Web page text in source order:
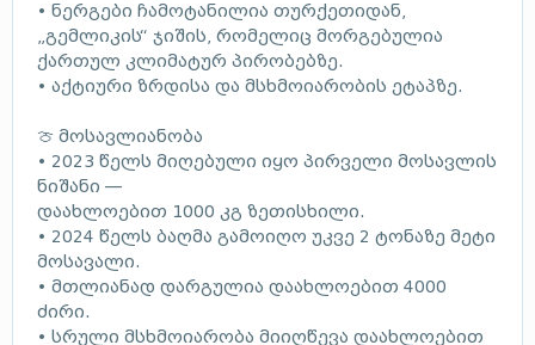
• ნერგები ჩამოტანილია თურქეთიდან,
„გემლიკის“ ჯიშის, რომელიც მორგებულია
ქართულ კლიმატურ პირობებზე.
• აქტიური ზრდისა და მსხმოიარობის ეტაპზე.
🍈 მოსავლიანობა
• 2023 წელს მიღებული იყო პირველი მოსავლის
ნიშანი —
დაახლოებით 1000 კგ ზეთისხილი.
• 2024 წელს ბაღმა გამოიღო უკვე 2 ტონაზე მეტი
მოსავალი.
• მთლიანად დარგულია დაახლოებით 4000
ძირი.
• სრული მსხმოიარობა მიიღწევა დაახლოებით